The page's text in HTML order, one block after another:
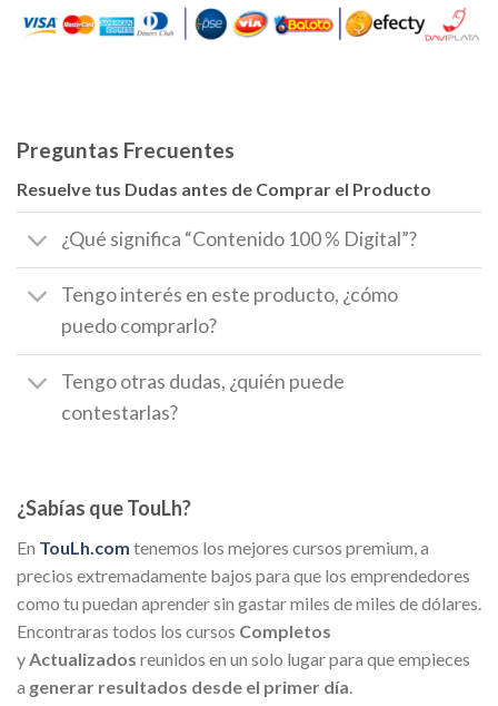
Preguntas Frecuentes
Resuelve tus Dudas antes de Comprar el Producto
¿Qué significa “Contenido 100 % Digital”?
Tengo interés en este producto, ¿cómo
puedo comprarlo?
Tengo otras dudas, ¿quién puede
contestarlas?
¿Sabías que TouLh?
En TouLh.com tenemos los mejores cursos premium, a
precios extremadamente bajos para que los emprendedores
como tu puedan aprender sin gastar miles de miles de dólares.
Encontraras todos los cursos Completos
yActualizados reunidos en un solo lugar para que empieces
a generar resultados desde el primer día.